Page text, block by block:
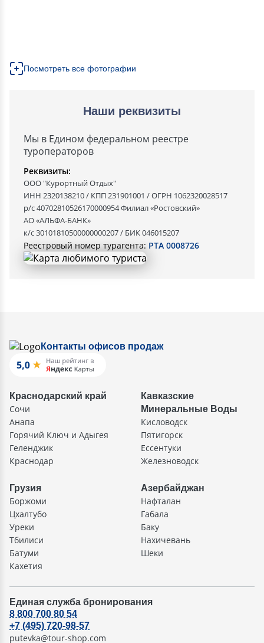
Посмотреть все фотографии
Наши реквизиты
Мы в Едином федеральном реестре
туроператоров
Реквизиты:
ООО "Курортный Отдых"
ИНН 2320138210 / КПП 231901001 / ОГРН 1062320028517
р/с 40702810526170000954 Филиал «Ростовский»
АО «АЛЬФА-БАНК»
к/с 30101810500000000207 / БИК 046015207
Реестровый номер турагента: РТА 0008726
Контакты офисов продаж
Краснодарский край
Сочи
Анапа
Горячий Ключ и Адыгея
Геленджик
Краснодар
Кавказские
Минеральные Воды
Кисловодск
Пятигорск
Ессентуки
Железноводск
Грузия
Боржоми
Цхалтубо
Уреки
Тбилиси
Батуми
Кахетия
Азербайджан
Нафталан
Габала
Баку
Нахичевань
Шеки
Единая служба бронирования
8 800 700 80 54
+7 (495) 720-98-57
putevka@tour-shop.com